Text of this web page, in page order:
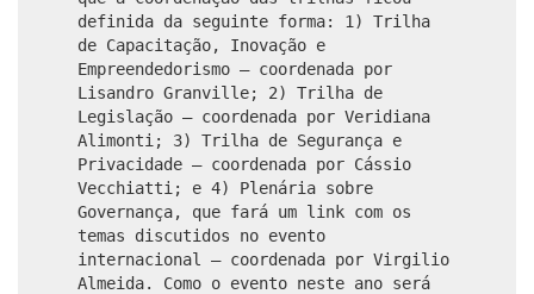
definida da seguinte forma: 1) Trilha
de Capacitação, Inovação e
Empreendedorismo – coordenada por
Lisandro Granville; 2) Trilha de
Legislação – coordenada por Veridiana
Alimonti; 3) Trilha de Segurança e
Privacidade – coordenada por Cássio
Vecchiatti; e 4) Plenária sobre
Governança, que fará um link com os
temas discutidos no evento
internacional – coordenada por Virgilio
Almeida. Como o evento neste ano será